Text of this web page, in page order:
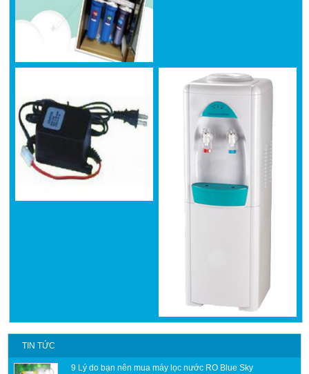
TIN TỨC
9 Lý do bạn nên mua máy lọc nước RO Blue Sky